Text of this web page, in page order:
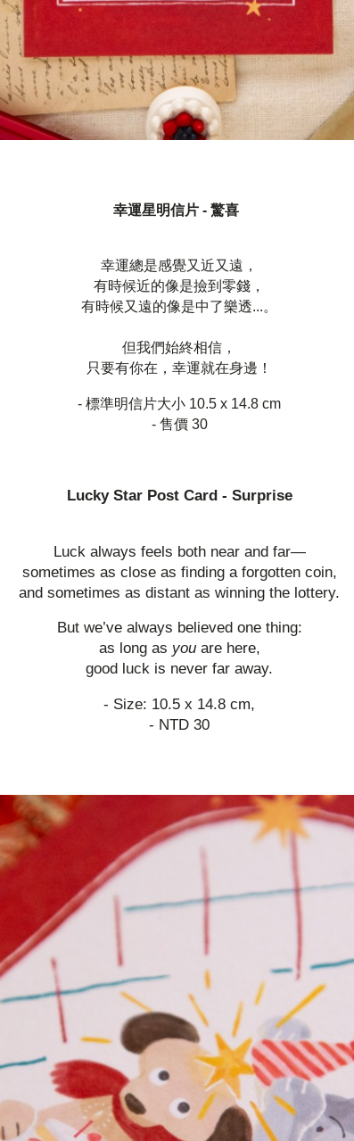
幸運星明信片 - 驚喜
幸運總是感覺又近又遠，
有時候近的像是撿到零錢，
有時候又遠的像是中了樂透...。
但我們始終相信，
只要有你在，幸運就在身邊！
- 標準明信片大小 10.5 x 14.8 cm
- 售價 30
Lucky Star Post Card - Surprise
Luck always feels both near and far—
sometimes as close as finding a forgotten coin,
and sometimes as distant as winning the lottery.
But we’ve always believed one thing:
as long as youare here,
good luck is never far away.
- Size: 10.5 x 14.8 cm,
- NTD 30